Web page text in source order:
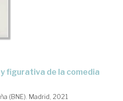
figurativa de la comedia
(BNE). Madrid, 2021